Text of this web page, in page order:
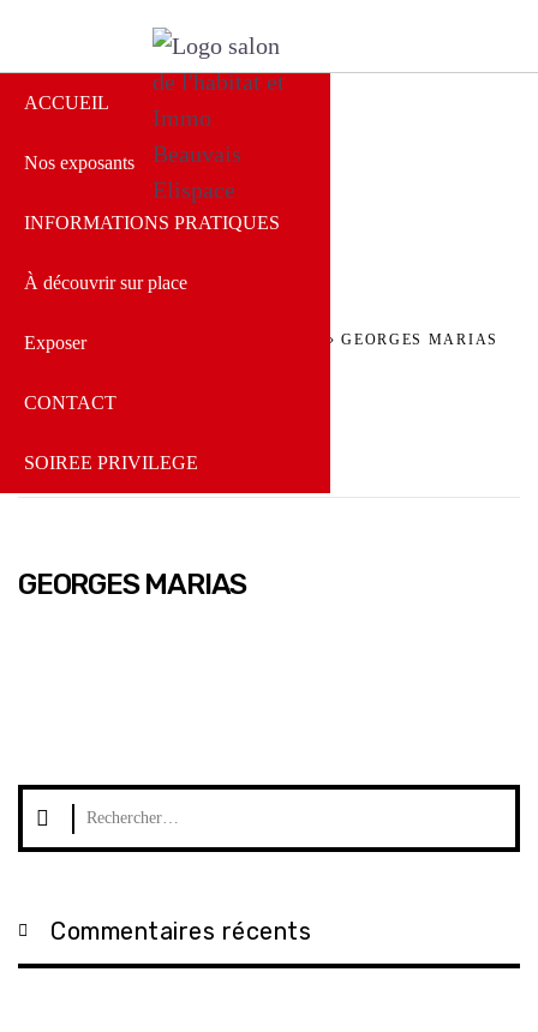
ACCUEIL
Nos exposants
INFORMATIONS PRATIQUES
À découvrir sur place
Exposer
CONTACT
SOIREE PRIVILEGE
Salon de l'Habitat
Beauvais
»GEORGES MARIAS
Admin
GEORGES MARIAS
Rechercher :
Commentaires récents